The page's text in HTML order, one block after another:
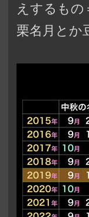
えするもの
栗名月とか